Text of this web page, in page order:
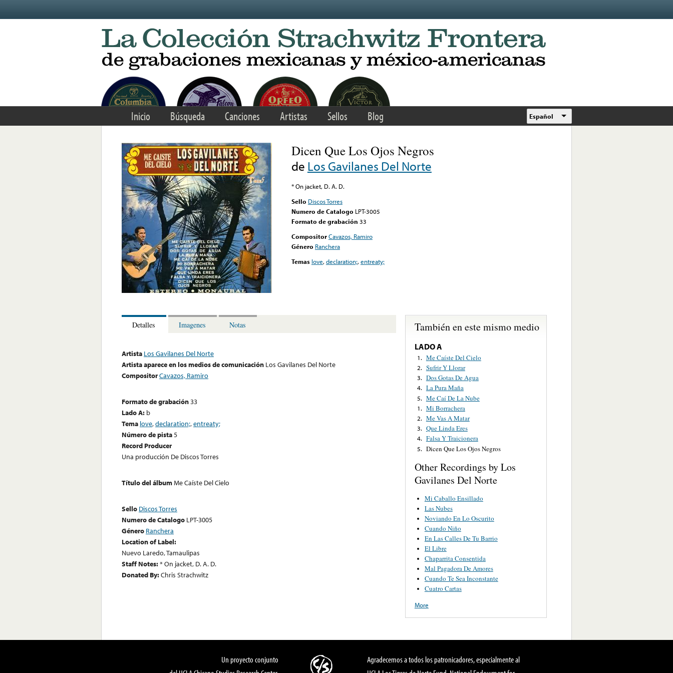
Inicio Búsqueda Canciones Artistas Sellos Blog Español
Dicen Que Los Ojos Negros
de Los Gavilanes Del Norte
* On jacket, D. A. D.
Sello Discos Torres
Numero de Catalogo LPT-3005
Formato de grabación 33
CompositorCavazos, Ramiro
Género Ranchera
Temas love,declaration;,entreaty;
Detalles Imagenes Notas
Artista Los Gavilanes Del Norte
Artista aparece en los medios de comunicación Los Gavilanes Del Norte
CompositorCavazos, Ramiro
Formato de grabación33
Lado A: b
Tema love,declaration;,entreaty;
Número de pista5
Record Producer
Una producción De Discos Torres
Título del álbumMe Caíste Del Cielo
Sello Discos Torres
Numero de Catalogo LPT-3005
Género Ranchera
Location of Label:
Nuevo Laredo, Tamaulipas
Staff Notes:* On jacket, D. A. D.
Donated By:Chris Strachwitz
También en este mismo medio
LADO A
1. Me Caíste Del Cielo
2. Sufrir Y Llorar
3. Dos Gotas De Agua
4. La Pura Maña
5. Me Caí De La Nube
1. Mi Borrachera
2. Me Vas A Matar
3. Que Linda Eres
4. Falsa Y Traicionera
5. Dicen Que Los Ojos Negros
Other Recordings by Los
Gavilanes Del Norte
Mi Caballo Ensillado
Las Nubes
Noviando En Lo Oscurito
Cuando Niño
En Las Calles De Tu Barrio
El Libre
Chaparrita Consentida
Mal Pagadora De Amores
Cuando Te Sea Inconstante
Cuatro Cartas
More
Un proyecto conjunto
Agradecemos a todos los patronicadores, especialmente al